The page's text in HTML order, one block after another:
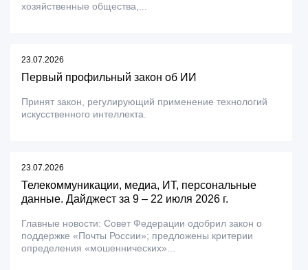
хозяйственные общества,...
23.07.2026
Первый профильный закон об ИИ
Принят закон, регулирующий применение технологий
искусственного интеллекта.
23.07.2026
Телекоммуникации, медиа, ИТ, персональные
данные. Дайджест за 9 – 22 июля 2026 г.
Главные новости: Совет Федерации одобрил закон о
поддержке «Почты России»; предложены критерии
определения «мошеннических»...